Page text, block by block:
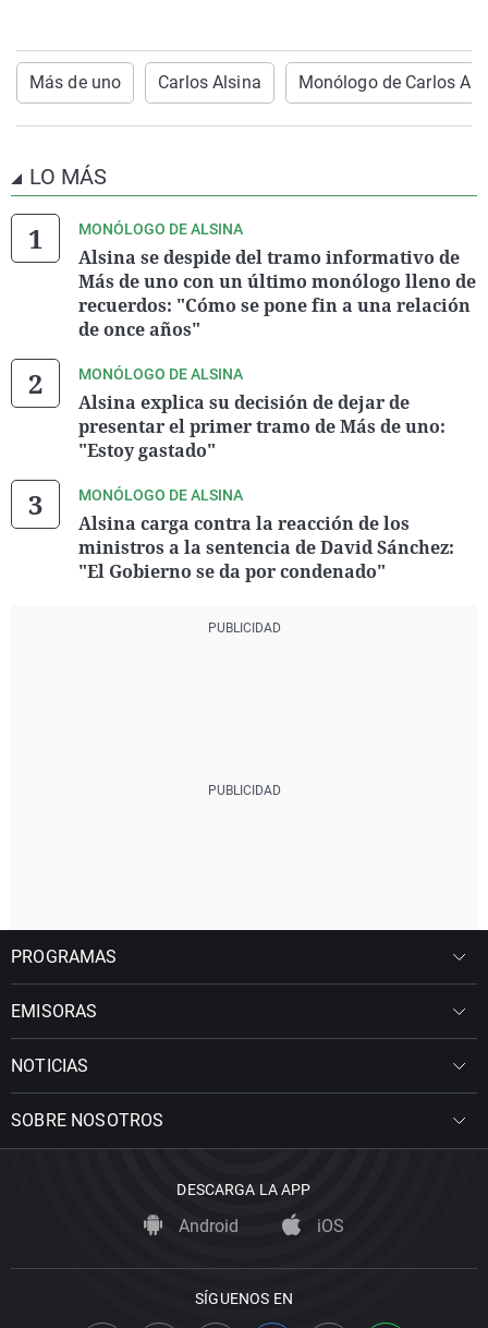
Más de uno Carlos Alsina Monólogo de Carlos
LO MÁS
MONÓLOGO DE ALSINA
Alsina se despide del tramo informativo de
Más de uno con un último monólogo lleno de
recuerdos: "Cómo se pone fin a una relación
de once años"
MONÓLOGO DE ALSINA
Alsina explica su decisión de dejar de
presentar el primer tramo de Más de uno:
"Estoy gastado"
MONÓLOGO DE ALSINA
Alsina carga contra la reacción de los
ministros a la sentencia de David Sánchez:
"El Gobierno se da por condenado"
PROGRAMAS
EMISORAS
NOTICIAS
SOBRE NOSOTROS
DESCARGA LA APP
Android iOS
SÍGUENOS EN